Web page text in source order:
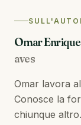
Omar
aves
Omar lavora
Conosce la
chiunque